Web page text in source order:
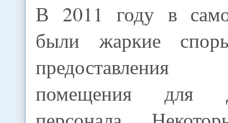
В 2011 году в
были жаркие
предоставления
помещения для